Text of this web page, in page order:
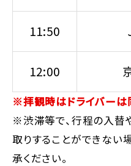
11:50
12:00
※拝観時はドライバーは
※渋滞等で、行程の入替
取りすることができない
承ください。